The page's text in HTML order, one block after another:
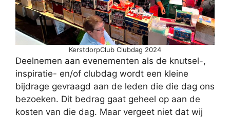
KerstdorpClub Clubdag 2024
Deelnemen aan evenementen als de knutsel-,
inspiratie- en/of clubdag wordt een kleine
bijdrage gevraagd aan de leden die die dag ons
bezoeken. Dit bedrag gaat geheel op aan de
kosten van die dag. Maar vergeet niet dat wij